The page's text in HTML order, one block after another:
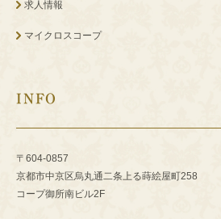
求人情報
マイクロスコープ
INFO
〒604-0857
京都市中京区烏丸通二条上る蒔絵屋町258
コープ御所南ビル2F